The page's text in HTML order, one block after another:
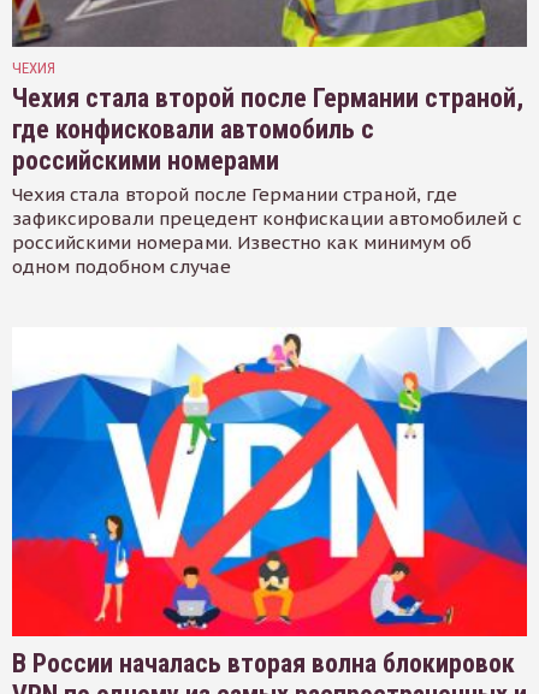
ЧЕХИЯ
Чехия стала второй после Германии страной,
где конфисковали автомобиль с
российскими номерами
Чехия стала второй после Германии страной, где
зафиксировали прецедент конфискации автомобилей с
российскими номерами. Известно как минимум об
одном подобном случае
В России началась вторая волна блокировок